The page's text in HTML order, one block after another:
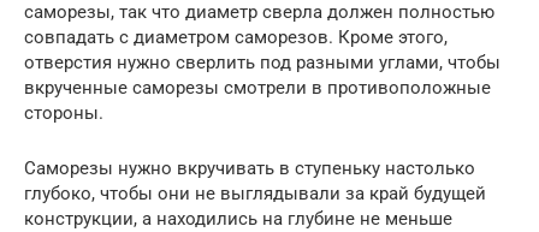
саморезы, так что диаметр сверла должен полностью
совпадать с диаметром саморезов. Кроме этого,
отверстия нужно сверлить под разными углами, чтобы
вкрученные саморезы смотрели в противоположные
стороны.
Саморезы нужно вкручивать в ступеньку настолько
глубоко, чтобы они не выглядывали за край будущей
конструкции, а находились на глубине не меньше